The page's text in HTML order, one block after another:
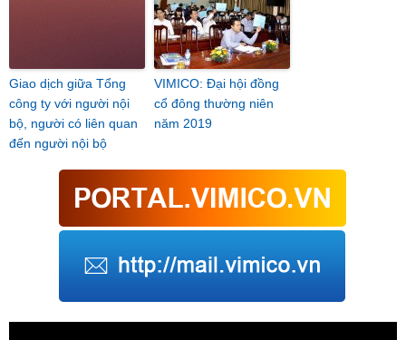
Giao dịch giữa Tổng
công ty với người nội
bộ, người có liên quan
đến người nội bộ
VIMICO: Đại hội đồng
cổ đông thường niên
năm 2019